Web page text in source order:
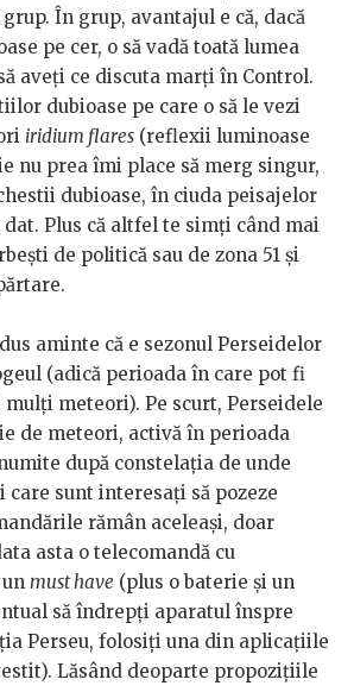
În grup, avantajul e că, dacă
pe cer, o să vadă toată lumea
aveţi ce discuta marţi în Control.
dubioase pe care o să le vezi
iridium flares (reflexii luminoase
nu prea îmi place să merg singur,
dubioase, în ciuda peisajelor
dat. Plus că altfel te simţi când mai
de politică sau de zona 51 şi
aminte că e sezonul Perseidelor
(adică perioada în care pot fi
meteori). Pe scurt, Perseidele
de meteori, activă în perioada
după constelaţia de unde
care sunt interesaţi să pozeze
rămân aceleaşi, doar
asta o telecomandă cu
must have (plus o baterie şi un
să îndrepţi aparatul înspre
Perseu, folosiţi una din aplicaţiile
Lăsând deoparte propoziţiile